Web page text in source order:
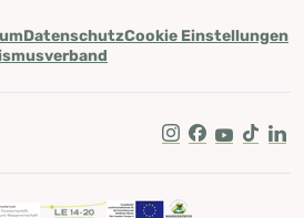
DatenschutzCookie Einstellungen
Instagram
Facebook
Youtube
Tik Tok